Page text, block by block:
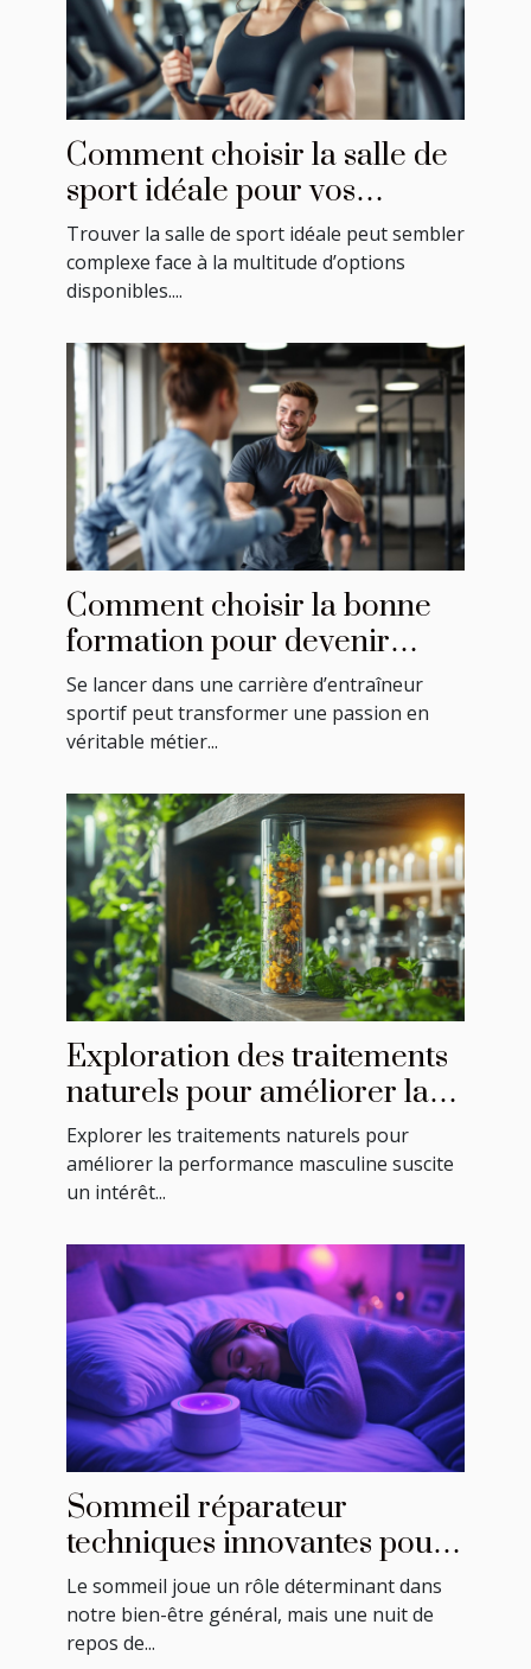
Comment choisir la salle de
sport idéale pour vos
besoins ?
Trouver la salle de sport idéale peut sembler
complexe face à la multitude d’options
disponibles....
Comment choisir la bonne
formation pour devenir
entraîneur sportif ?
Se lancer dans une carrière d’entraîneur
sportif peut transformer une passion en
véritable métier...
Exploration des traitements
naturels pour améliorer la
performance masculine
Explorer les traitements naturels pour
améliorer la performance masculine suscite
un intérêt...
Sommeil réparateur
techniques innovantes pour
améliorer la qualité de votre
repos nocturne
Le sommeil joue un rôle déterminant dans
notre bien-être général, mais une nuit de
repos de...